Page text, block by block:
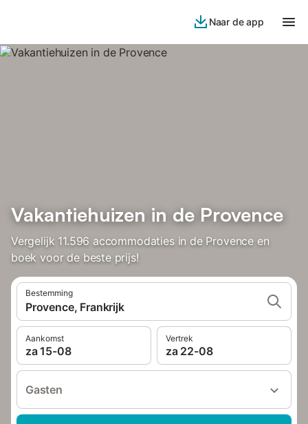
Naar de app
Vakantiehuizen in de Provence
Vergelijk 11.596 accommodaties in de Provence en
boek voor de beste prijs!
Bestemming
Provence, Frankrijk
Aankomst
za 15-08
Vertrek
za 22-08
Gasten